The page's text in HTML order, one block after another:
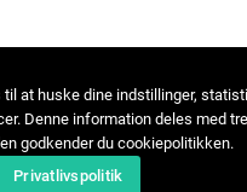
at huske dine indstillinger,
Denne information deles med
godkender du cookiepolitikken.
Privatlivspolitik